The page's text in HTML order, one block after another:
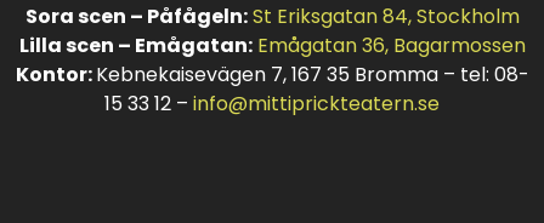
Sora scen – Påfågeln:St Eriksgatan 84, Stockholm
Lilla scen – Emågatan: Emågatan 36, Bagarmossen
Kontor:Kebnekaisevägen 7, 167 35 Bromma – tel: 08-
15 33 12 – info@mittiprickteatern.se